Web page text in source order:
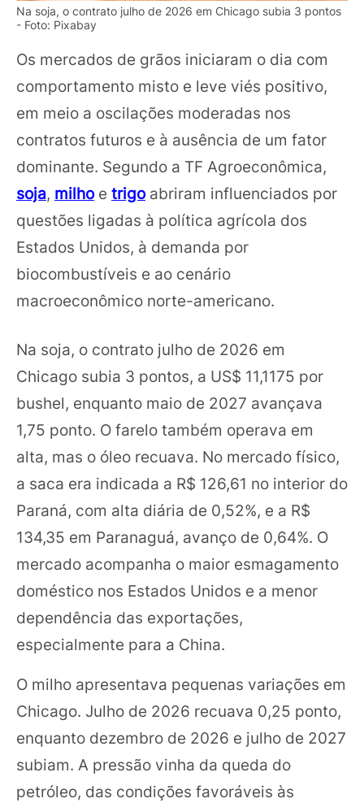
Na soja, o contrato julho de 2026 em Chicago subia 3 pontos
- Foto: Pixabay
Os mercados de grãos iniciaram o dia com
comportamento misto e leve viés positivo,
em meio a oscilações moderadas nos
contratos futuros e à ausência de um fator
dominante. Segundo a TF Agroeconômica,
soja, milhoe trigoabriram influenciados por
questões ligadas à política agrícola dos
Estados Unidos, à demanda por
biocombustíveis e ao cenário
macroeconômico norte-americano.
Na soja, o contrato julho de 2026 em
Chicago subia 3 pontos, a US$ 11,1175 por
bushel, enquanto maio de 2027 avançava
1,75 ponto. O farelo também operava em
alta, mas o óleo recuava. No mercado físico,
a saca era indicada a R$ 126,61 no interior do
Paraná, com alta diária de 0,52%, e a R$
134,35 em Paranaguá, avanço de 0,64%. O
mercado acompanha o maior esmagamento
doméstico nos Estados Unidos e a menor
dependência das exportações,
especialmente para a China.
O milho apresentava pequenas variações em
Chicago. Julho de 2026 recuava 0,25 ponto,
enquanto dezembro de 2026 e julho de 2027
subiam. A pressão vinha da queda do
petróleo, das condições favoráveis às